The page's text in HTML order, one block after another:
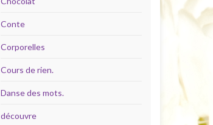
Conte
Corporelles
Cours de rien.
Danse des mots.
découvre